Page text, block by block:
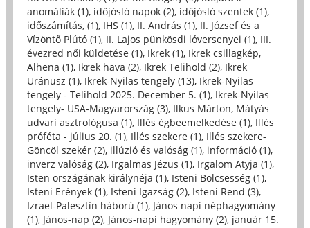
anomáliák (1), időjósló napok (2), időjósló szentek (1),
időszámítás, (1), IHS (1), II. András (1), II. József és a
Vízöntő Plútó (1), II. Lajos pünkösdi lóversenyei (1), III.
évezred női küldetése (1), Ikrek (1), Ikrek csillagkép,
Alhena (1), Ikrek hava (2), Ikrek Telihold (2), Ikrek
Uránusz (1), Ikrek-Nyilas tengely (13), Ikrek-Nyilas
tengely - Telihold 2025. December 5. (1), Ikrek-Nyilas
tengely- USA-Magyarország (3), Ilkus Márton, Mátyás
udvari asztrológusa (1), Illés égbeemelkedése (1), Illés
próféta - július 20. (1), Illés szekere (1), Illés szekere-
Göncöl szekér (2), illúzió és valóság (1), információ (1),
inverz valóság (2), Irgalmas Jézus (1), Irgalom Atyja (1),
Isten országának királynéja (1), Isteni Bölcsesség (1),
Isteni Erények (1), Isteni Igazság (2), Isteni Rend (3),
Izrael-Palesztín háború (1), János napi néphagyomány
(1), János-nap (2), János-napi hagyomány (2), január 15.